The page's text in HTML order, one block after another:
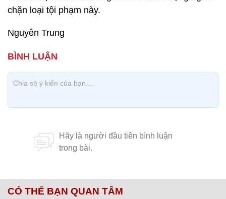
chặn loại tội phạm này.
Nguyên Trung
CÓ THỂ BẠN QUAN TÂM